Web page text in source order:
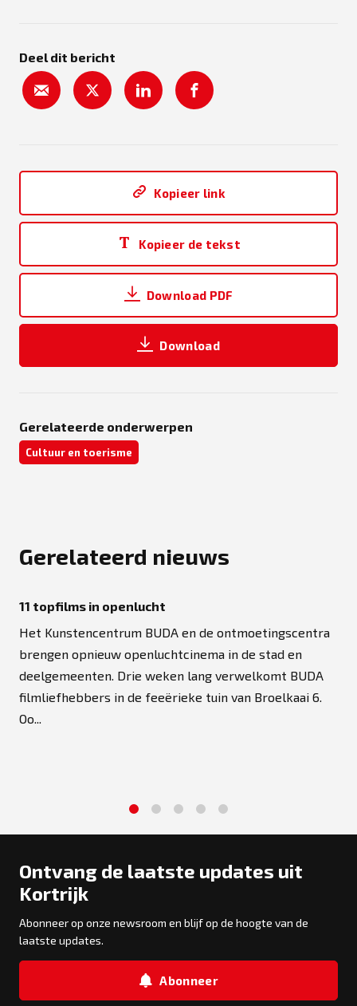
Deel dit bericht
Kopieer link
Kopieer de tekst
Download PDF
Download
Gerelateerde onderwerpen
Cultuur en toerisme
Gerelateerd nieuws
11 topfilms in openlucht
Het Kunstencentrum BUDA en de ontmoetingscentra
brengen opnieuw openluchtcinema in de stad en
deelgemeenten. Drie weken lang verwelkomt BUDA
filmliefhebbers in de feeërieke tuin van Broelkaai 6.
Oo...
Ontvang de laatste updates uit
Kortrijk
Abonneer op onze newsroom en blijf op de hoogte van de
laatste updates.
Abonneer